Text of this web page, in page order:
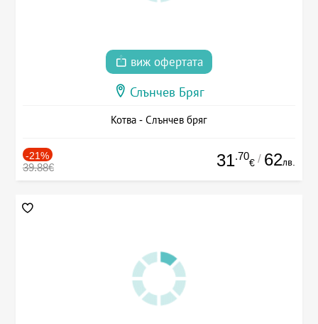
виж офертата
Слънчев Бряг
Котва - Слънчев бряг
-21%
39.88€ 31.70
€ / 62лв.